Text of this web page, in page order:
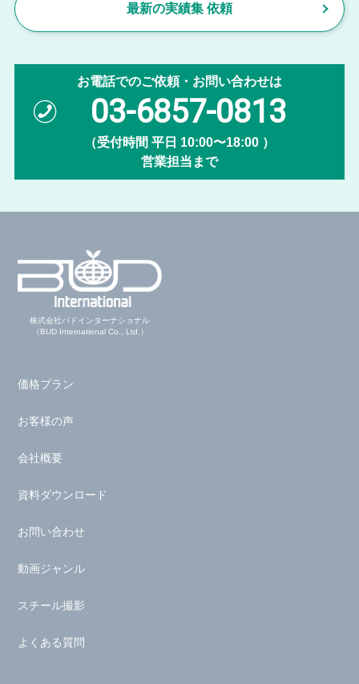
最新の実績集 依頼
お電話でのご依頼・お問い合わせは
03-6857-0813
（受付時間 平日 10:00〜18:00 ）
営業担当まで
株式会社バドインターナショナル
（BUD International Co., Ltd.）
価格プラン
お客様の声
会社概要
資料ダウンロード
お問い合わせ
動画ジャンル
スチール撮影
よくある質問